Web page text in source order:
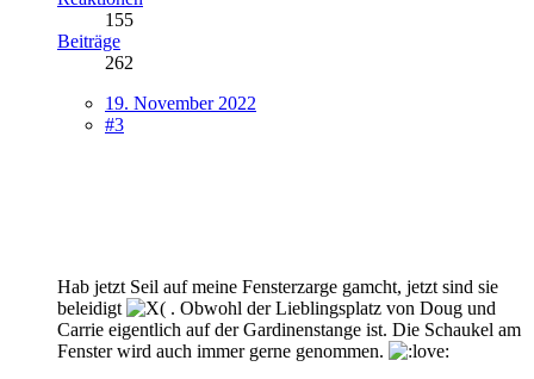
155
Beiträge
262
19. November 2022
#3
Hab jetzt Seil auf meine Fensterzarge gamcht, jetzt sind sie
beleidigt
. Obwohl der Lieblingsplatz von Doug und
Carrie eigentlich auf der Gardinenstange ist. Die Schaukel am
Fenster wird auch immer gerne genommen.